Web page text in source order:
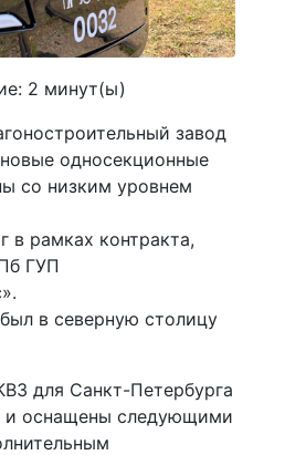
2 минут(ы)
завод
односекционные
со низким уровнем
в рамках контракта,
ГУП
в северную столицу
для Санкт-Петербурга
и оснащены следующими